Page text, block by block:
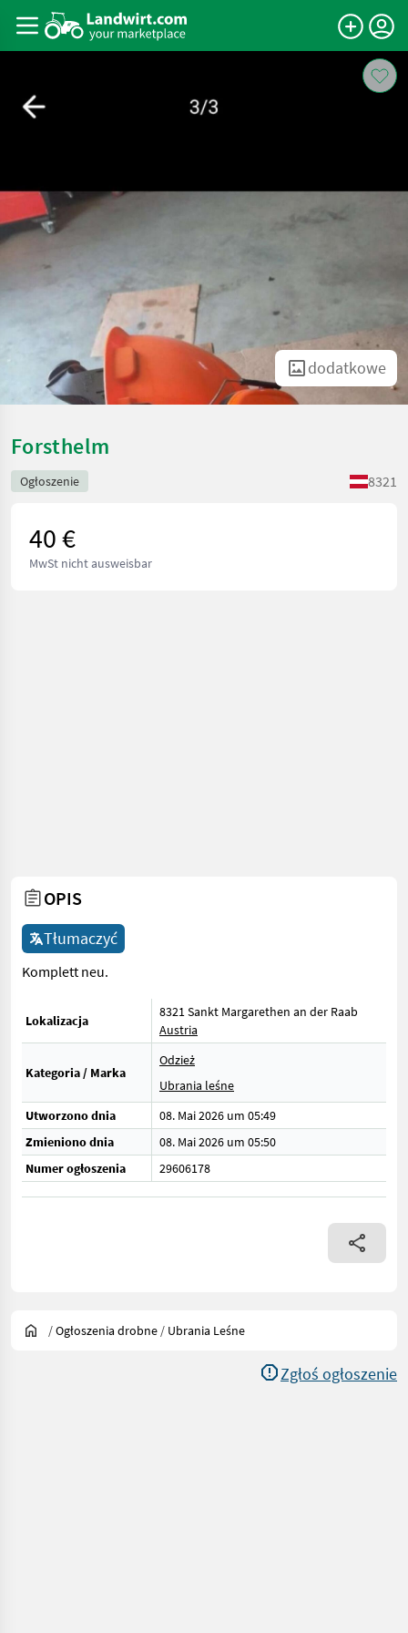
dodatkowe
Forsthelm
Ogłoszenie 8321
40 €
MwSt nicht ausweisbar
OPIS
Tłumaczyć
Komplett neu.
Lokalizacja
8321 Sankt Margarethen an der Raab
Austria
Kategoria / Marka
Odzież
Ubrania leśne
Utworzono dnia
08. Mai 2026 um 05:49
Zmieniono dnia
08. Mai 2026 um 05:50
Numer ogłoszenia
29606178
/Ogłoszenia drobne / Ubrania Leśne
Zgłoś ogłoszenie